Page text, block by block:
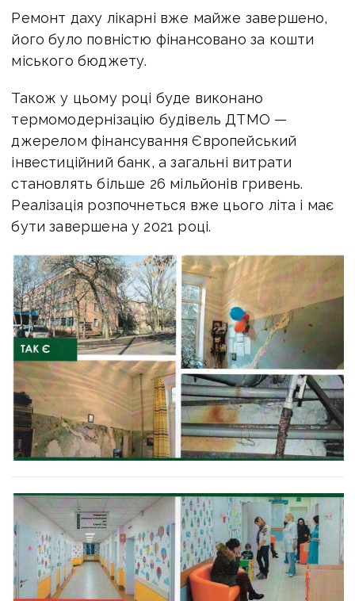
Ремонт даху лікарні вже майже завершено,
його було повністю фінансовано за кошти
міського бюджету.
Також у цьому році буде виконано
термомодернізацію будівель ДТМО —
джерелом фінансування Європейський
інвестиційний банк, а загальні витрати
становлять більше 26 мільйонів гривень.
Реалізація розпочнеться вже цього літа і має
бути завершена у 2021 році.